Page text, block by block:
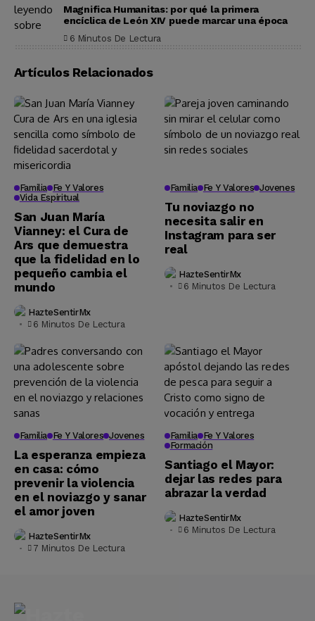
Magnifica Humanitas: por qué la primera
encíclica de León XIV puede marcar una época
6 Minutos De Lectura
Artículos Relacionados
Familia Fe Y Valores
Vida Espiritual
San Juan María
Vianney: el Cura de
Ars que demuestra
que la fidelidad en lo
pequeño cambia el
mundo
HazteSentirMx
6 Minutos De Lectura
Familia Fe Y Valores Jovenes
Tu noviazgo no
necesita salir en
Instagram para ser
real
HazteSentirMx
6 Minutos De Lectura
Familia Fe Y Valores Jovenes
La esperanza empieza
en casa: cómo
prevenir la violencia
en el noviazgo y sanar
el amor joven
HazteSentirMx
7 Minutos De Lectura
Familia Fe Y Valores
Formación
Santiago el Mayor:
dejar las redes para
abrazar la verdad
HazteSentirMx
6 Minutos De Lectura